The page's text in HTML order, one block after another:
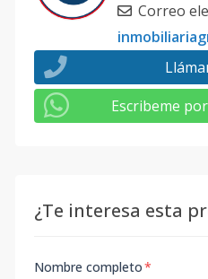
Correo
Escribeme
¿Te interesa esta
Nombre completo*